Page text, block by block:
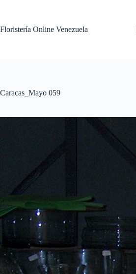
Floristería Online Venezuela
Caracas_Mayo 059